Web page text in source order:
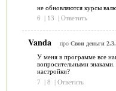
не обновляются курсы
6
| 13 | Ответить
Vanda про Свои деньги
У меня в программе все
вопросительными
настройки?
7
| 8 | Ответить